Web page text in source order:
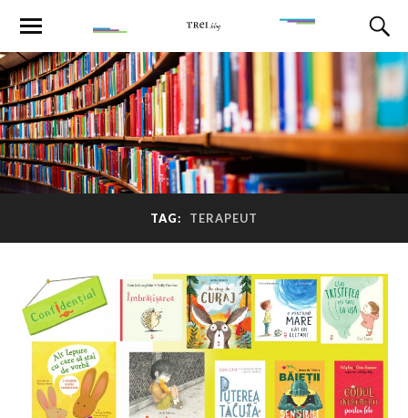
TAG: TERAPEUT